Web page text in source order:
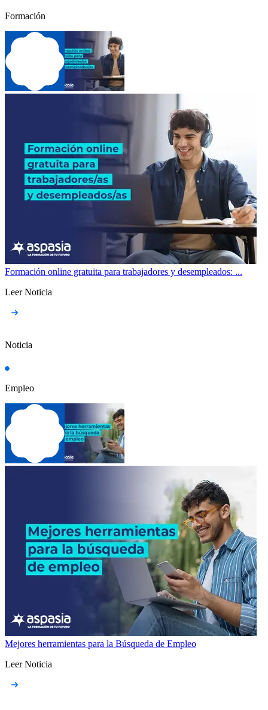
Formación
Formación online gratuita para trabajadores y desempleados: ...
Leer Noticia
Noticia
Empleo
Mejores herramientas para la Búsqueda de Empleo
Leer Noticia